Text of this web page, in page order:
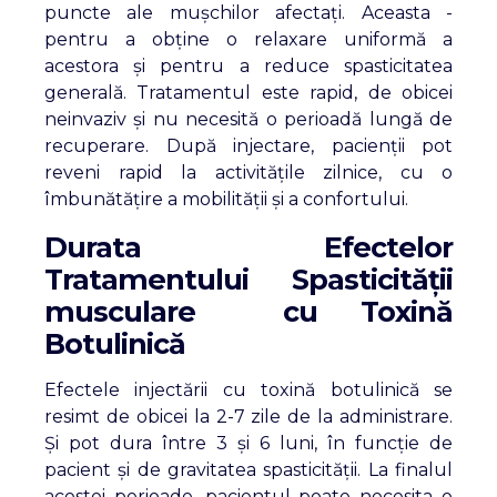
puncte ale mușchilor afectați. Aceasta -
pentru a obține o relaxare uniformă a
acestora și pentru a reduce spasticitatea
generală. Tratamentul este rapid, de obicei
neinvaziv și nu necesită o perioadă lungă de
recuperare. După injectare, pacienții pot
reveni rapid la activitățile zilnice, cu o
îmbunătățire a mobilității și a confortului.
Durata Efectelor
Tratamentului Spasticității
musculare cu Toxină
Botulinică
Efectele injectării cu toxină botulinică se
resimt de obicei la 2-7 zile de la administrare.
Și pot dura între 3 și 6 luni, în funcție de
pacient și de gravitatea spasticității. La finalul